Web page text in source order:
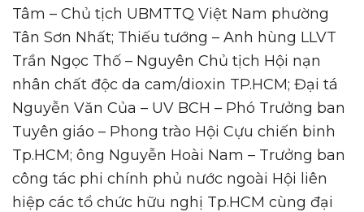
Tâm – Chủ tịch UBMTTQ Việt Nam phường
Tân Sơn Nhất; Thiếu tướng – Anh hùng LLVT
Trần Ngọc Thố – Nguyên Chủ tịch Hội nạn
nhân chất độc da cam/dioxin TP.HCM; Đại tá
Nguyễn Văn Của – UV BCH – Phó Trưởng ban
Tuyên giáo – Phong trào Hội Cựu chiến binh
Tp.HCM; ông Nguyễn Hoài Nam – Trưởng ban
công tác phi chính phủ nước ngoài Hội liên
hiệp các tổ chức hữu nghị Tp.HCM cùng đại